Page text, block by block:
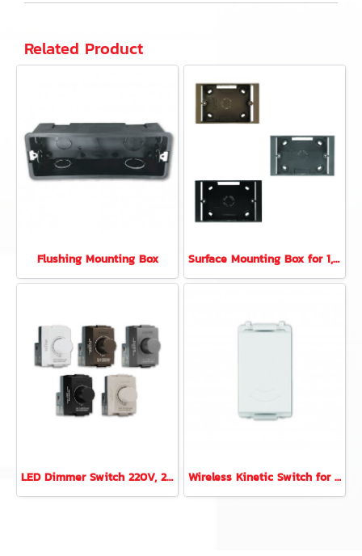
Related Product
Flushing Mounting Box Surface Mounting Box for 1,2,3 Gang Frame
LED Dimmer Switch 220V, 200W Incan 300W Wireless Kinetic Switch for Deco Series (White Color)